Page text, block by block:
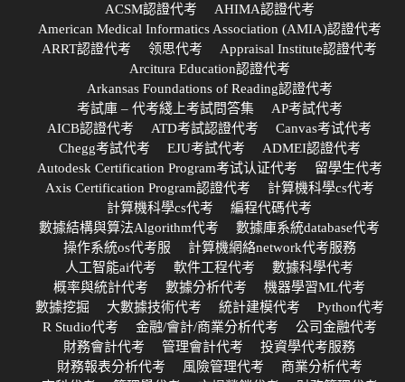
ACSM認證代考
AHIMA認證代考
American Medical Informatics Association (AMIA)認證代考
ARRT認證代考
领思代考
Appraisal Institute認證代考
Arcitura Education認證代考
Arkansas Foundations of Reading認證代考
考試庫 – 代考綫上考試問答集
AP考試代考
AICB認證代考
ATD考試認證代考
Canvas考试代考
Chegg考試代考
EJU考試代考
ADMEI認證代考
Autodesk Certification Program考试认证代考
留學生代考
Axis Certification Program認證代考
計算機科學cs代考
計算機科學cs代考
編程代碼代考
數據結構與算法Algorithm代考
數據庫系統database代考
操作系統os代考服
計算機網絡network代考服務
人工智能ai代考
軟件工程代考
數據科學代考
概率與統計代考
數據分析代考
機器學習ML代考
數據挖掘
大數據技術代考 統計建模代考
Python代考
R Studio代考
金融/會計/商業分析代考
公司金融代考
財務會計代考
管理會計代考
投資學代考服務
財務報表分析代考
風險管理代考
商業分析代考